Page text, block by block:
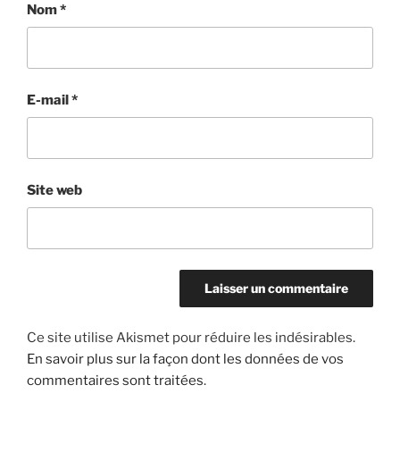
Nom*
E-mail*
Site web
Ce site utilise Akismet pour réduire les indésirables.
En savoir plus sur la façon dont les données de vos
commentaires sont traitées.